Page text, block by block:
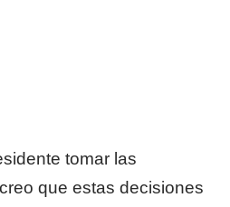
tomar las
que estas decisiones